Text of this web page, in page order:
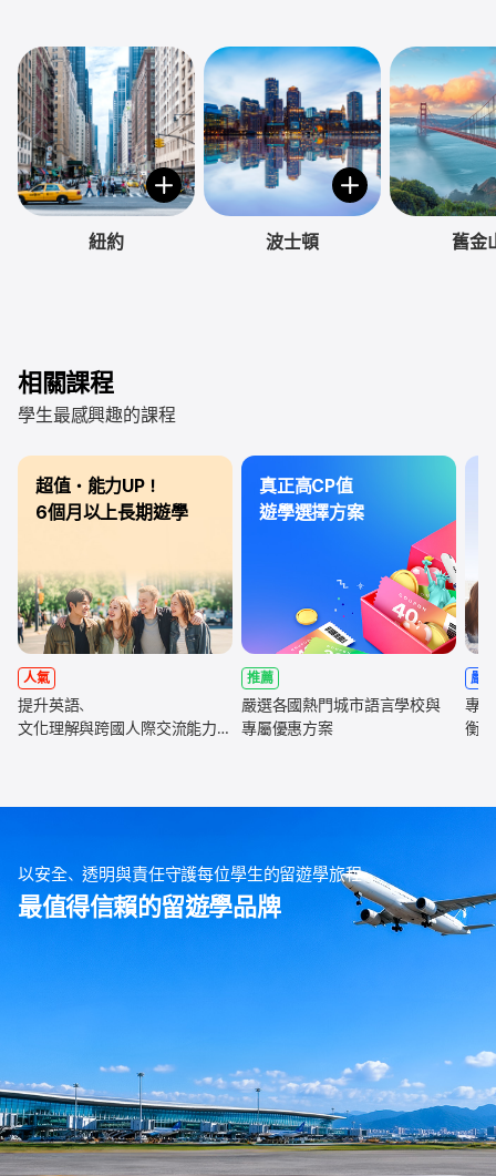
紐約 波士頓 舊金
相關課程
學生最感興趣的課程
超值・能力UP！
6個月以上長期遊學
人氣
提升英語、
文化理解與跨國人際交流能力，
真正高CP值
遊學選擇方案
推薦
嚴選各國熱門城市語言學校與
專屬優惠方案
嚴選
專
衡
以安全、透明與責任守護每位學生的留遊學旅程
最值得信賴的留遊學品牌